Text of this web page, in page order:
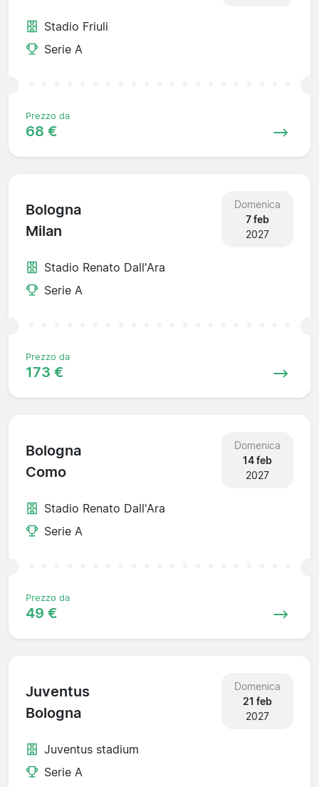
Stadio Friuli
Serie A
Prezzo da
68 €
Bologna
Milan
Domenica
7 feb
2027
Stadio Renato Dall'Ara
Serie A
Prezzo da
173 €
Bologna
Como
Domenica
14 feb
2027
Stadio Renato Dall'Ara
Serie A
Prezzo da
49 €
Juventus
Bologna
Domenica
21 feb
2027
Juventus stadium
Serie A